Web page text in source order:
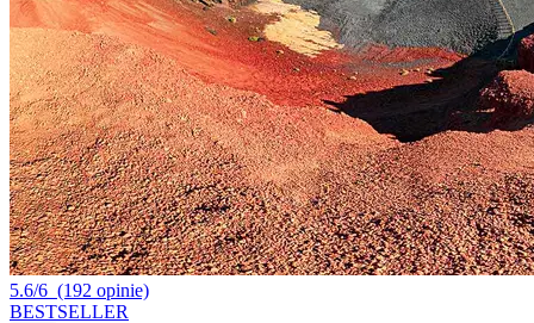
5.6/6 (192 opinie)
BESTSELLER